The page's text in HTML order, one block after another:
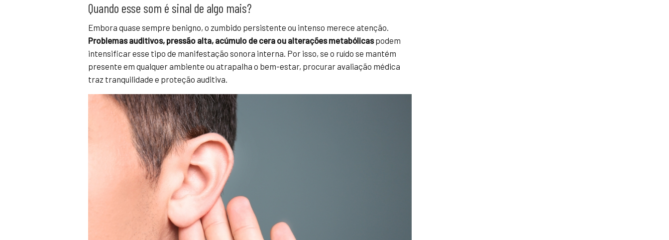
Quando esse som é sinal de algo mais?
Embora quase sempre benigno, o zumbido persistente ou intenso merece atenção.
Problemas auditivos, pressão alta, acúmulo de cera ou alterações metabólicaspodem
intensificar esse tipo de manifestação sonora interna. Por isso, se o ruído se mantém
presente em qualquer ambiente ou atrapalha o bem-estar, procurar avaliação médica
traz tranquilidade e proteção auditiva.